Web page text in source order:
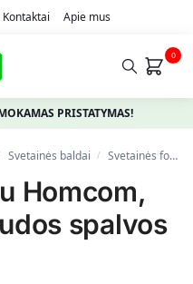
Kontaktai Apie mus
0
PRISTATYMAS!
Svetainės baldai / Svetainės foteliai
Homcom,
spalvos